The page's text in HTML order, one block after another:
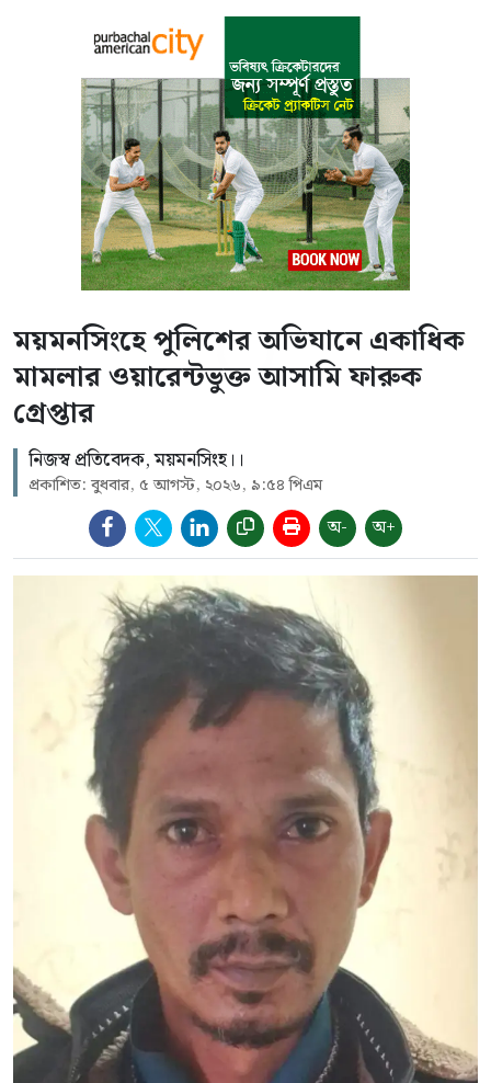
ময়মনসিংহে পুলিশের অভিযানে একাধিক
মামলার ওয়ারেন্টভুক্ত আসামি ফারুক
গ্রেপ্তার
নিজস্ব প্রতিবেদক, ময়মনসিংহ।।
প্রকাশিত: বুধবার, ৫ আগস্ট, ২০২৬, ৯:৫৪ পিএম
অ- অ+